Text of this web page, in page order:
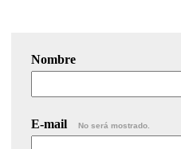
Nombre
E-mail No será mostrado.